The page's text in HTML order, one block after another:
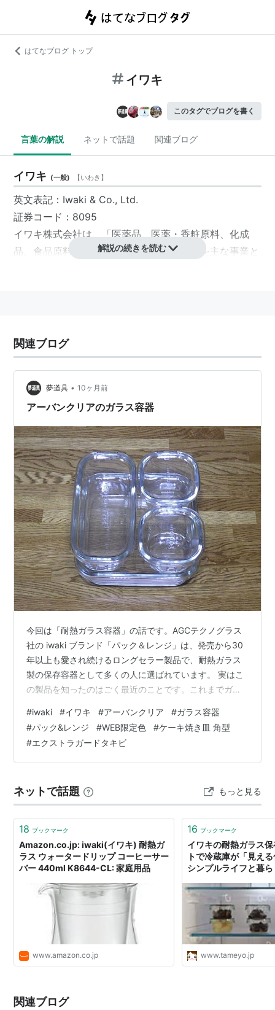
はてなブログ トップ
イワキ
このタグでブログを書く
言葉の解説 ネットで話題 関連ブログ
イワキ (一般) 【いわき 】
英文表記：Iwaki & Co., Ltd.
証券コード：8095
イワキ株式会社は、「医薬品、医薬・香粧原料、化成
品、食品原料およびその関連商品の販売」を主な事業と
解説の続きを読む
関連ブログ
夢道具 • 10ヶ月前
アーバンクリアのガラス容器
今回は「耐熱ガラス容器」の話です。AGCテクノグラス
社の iwaki ブランド「パック＆レンジ」は、発売から30
年以上も愛され続けるロングセラー製品で、耐熱ガラス
製の保存容器として多くの人に選ばれています。 実はこ
の製品を知ったのはごく最近のことです。これまでガラ
子レンジでつくる「時短料理」には、とても興味があり
ました。とにかく簡単に料理ができて、洗い物も少な
く、おいしい料理がすぐに作れる。これは本当に便利で
す。 ガラス容器には、重さや割れやすさといったデメリ
が扱いやすく感じるかもしれません。そ…
#iwaki #イワキ #アーバンクリア #ガラス容器
#パック&レンジ #WEB限定色 #ケーキ焼き皿 角型
#エクストラガードタキビ
ネットで話題 もっと見る
18 ブックマーク
Amazon.co.jp: iwaki(イワキ) 耐熱ガ
ラス ウォータードリップ コーヒーサー
バー 440ml K8644-CL: 家庭用品
www.amazon.co.jp
16 ブックマーク
イワキの耐熱ガラス
トで冷蔵庫が「見え
シンプルライフと暮
www.tameyo.jp
関連ブログ